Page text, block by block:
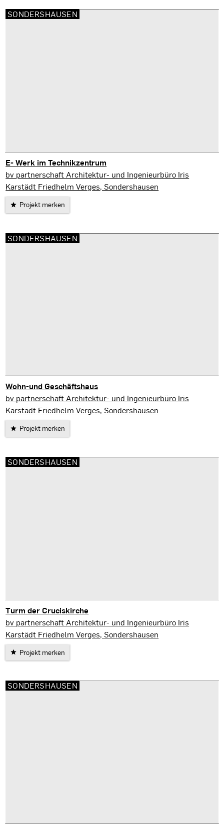
E- Werk im Technikzentrum
Sondershausen
bv partnerschaft Architektur- und Ingenieurbüro Iris
Karstädt Friedhelm Verges, Sondershausen
Projekt merken
SONDERSHAUSEN
Wohn-und Geschäftshaus
Sondershausen
bv partnerschaft Architektur- und Ingenieurbüro Iris
Karstädt Friedhelm Verges, Sondershausen
Projekt merken
SONDERSHAUSEN
Turm der Cruciskirche
Sondershausen
bv partnerschaft Architektur- und Ingenieurbüro Iris
Karstädt Friedhelm Verges, Sondershausen
Projekt merken
SONDERSHAUSEN
SONDERSHAUSEN